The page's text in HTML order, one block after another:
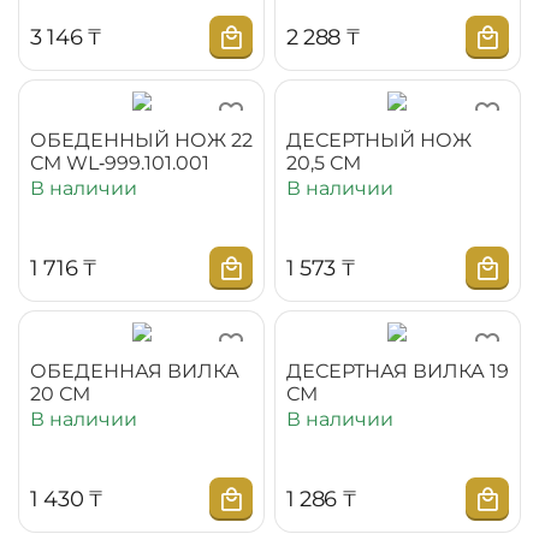
3 146 ₸ 2 288 ₸
ОБЕДЕННЫЙ НОЖ 22
СМ WL‑999.101.001
В наличии
1 716 ₸
ДЕСЕРТНЫЙ НОЖ
20,5 СМ
В наличии
1 573 ₸
ОБЕДЕННАЯ ВИЛКА
20 СМ
В наличии
1 430 ₸
ДЕСЕРТНАЯ ВИЛКА 19
СМ
В наличии
1 286 ₸